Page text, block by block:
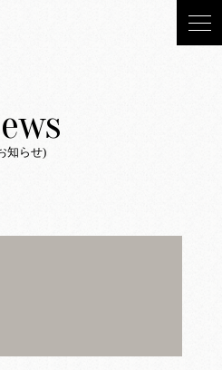
知らせ)